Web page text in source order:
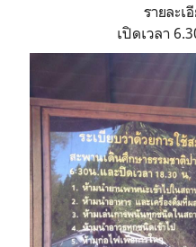
รายละเ
เปิดเวลา